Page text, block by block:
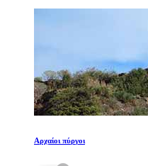
Αρχαίοι πύργοι